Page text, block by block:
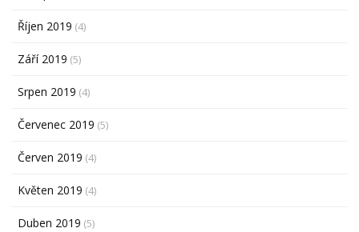
Říjen 2019 (4)
Září 2019 (5)
Srpen 2019 (4)
Červenec 2019 (5)
Červen 2019 (4)
Květen 2019 (4)
Duben 2019 (5)